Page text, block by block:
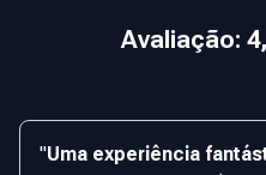
Avaliação:
"Uma experiência